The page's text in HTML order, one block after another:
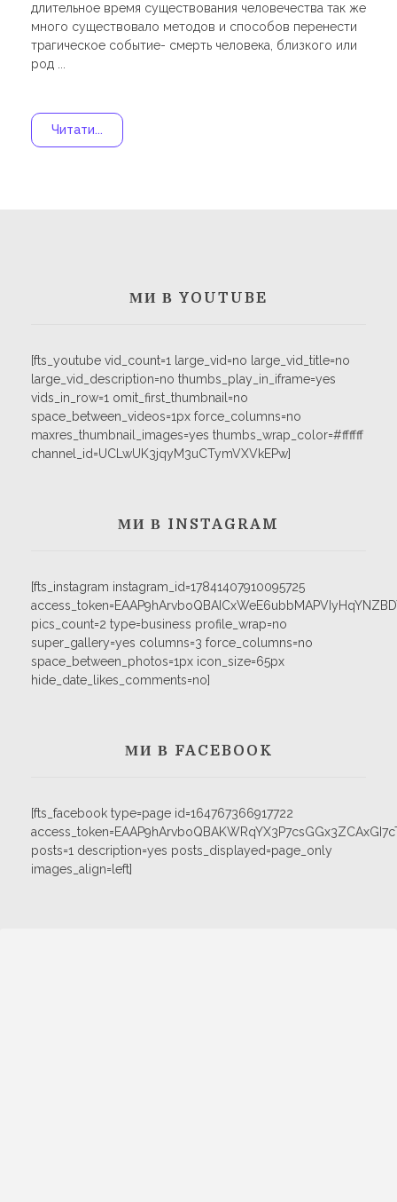
длительное время существования человечества так же
много существовало методов и способов перенести
трагическое событие- смерть человека, близкого или
род ...
Читати...
МИ В YOUTUBE
[fts_youtube vid_count=1 large_vid=no large_vid_title=no
large_vid_description=no thumbs_play_in_iframe=yes
vids_in_row=1 omit_first_thumbnail=no
space_between_videos=1px force_columns=no
maxres_thumbnail_images=yes thumbs_wrap_color=#ffffff
channel_id=UCLwUK3jqyM3uCTymVXVkEPw]
МИ В INSTAGRAM
[fts_instagram instagram_id=17841407910095725
pics_count=2 type=business profile_wrap=no
super_gallery=yes columns=3 force_columns=no
space_between_photos=1px icon_size=65px
hide_date_likes_comments=no]
МИ В FACEBOOK
[fts_facebook type=page id=164767366917722
posts=1 description=yes posts_displayed=page_only
images_align=left]